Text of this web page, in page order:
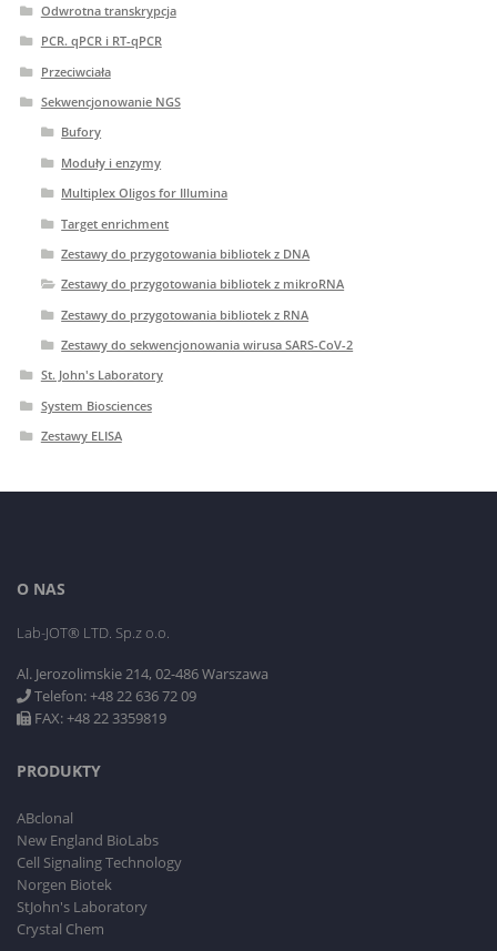
Odwrotna transkrypcja
PCR. qPCR i RT-qPCR
Przeciwciała
Sekwencjonowanie NGS
Bufory
Moduły i enzymy
Multiplex Oligos for Illumina
Target enrichment
Zestawy do przygotowania bibliotek z DNA
Zestawy do przygotowania bibliotek z mikroRNA
Zestawy do przygotowania bibliotek z RNA
Zestawy do sekwencjonowania wirusa SARS-CoV-2
St. John's Laboratory
System Biosciences
Zestawy ELISA
O NAS
Lab-JOT® LTD. Sp.z o.o.
Al. Jerozolimskie 214, 02-486 Warszawa
Telefon: +48 22 636 72 09
FAX: +48 22 3359819
PRODUKTY
ABclonal
New England BioLabs
Cell Signaling Technology
Norgen Biotek
StJohn's Laboratory
Crystal Chem